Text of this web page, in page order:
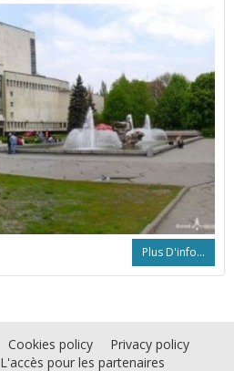
Plus D'info...
Cookies policy
Privacy policy
L'accès pour les partenaires